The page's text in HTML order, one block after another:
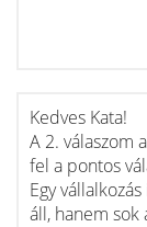
Kedves Kata!
A 2. válaszom
fel a pontos
Egy
áll, hanem sok